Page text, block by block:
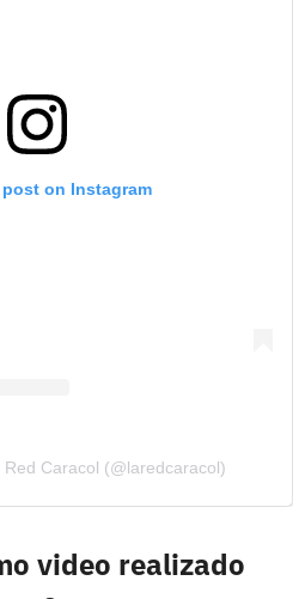
on Instagram
Caracol (@laredcaracol)
video realizado